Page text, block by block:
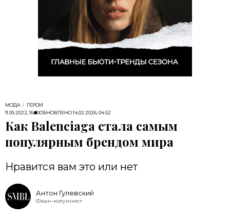
МОДА
ГЕРОИ
11.05.2022, 16:00ОБНОВЛЕНО14.02.2026, 04:52
Как Balenciaga стала самым
популярным брендом мира
Нравится вам это или нет
Антон Гулевский
Фэшн-колумнист